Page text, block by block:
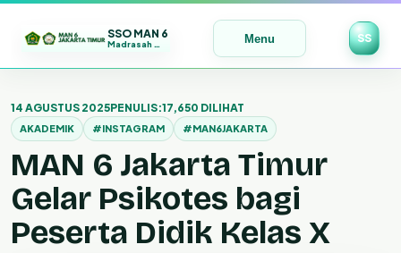
SSO MAN 6
Madrasah Maju | Bermutu | Mendunia Menu SS
ke
konten
14 AGUSTUS 2025PENULIS:17,650 DILIHAT
AKADEMIK #INSTAGRAM #MAN6JAKARTA
MAN 6 Jakarta Timur
Gelar Psikotes bagi
Peserta Didik Kelas X